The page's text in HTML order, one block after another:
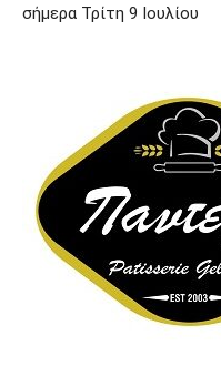
σήμερα Τρίτη 9 Ιουλίου